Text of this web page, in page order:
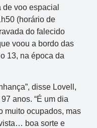
voo espacial
(horário de
do falecido
voou a bordo das
13, na época da
disse Lovell,
anos. “É um dia
muito ocupados, mas
boa sorte e